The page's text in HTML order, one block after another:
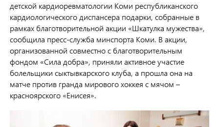
детской кардиоревматологии Коми республиканского
кардиологического диспансера подарки, собранные в
рамках благотворительной акции «Шкатулка мужества»,
сообщила пресс-служба минспорта Коми. В акции,
организованной совместно с благотворительным
фондом «Сила добра», приняли активное участие
болельщики сыктывкарского клуба, а прошла она на
матче против гранда мирового хоккея с мячом –
красноярского «Енисея».